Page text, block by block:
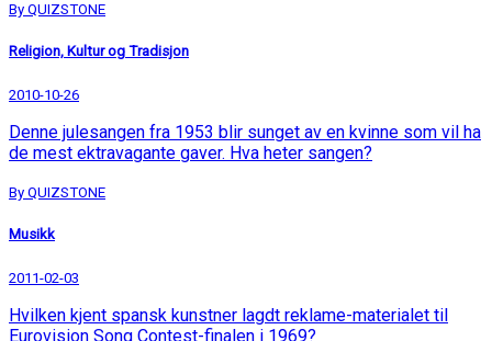
By QUIZSTONE
Religion, Kultur og Tradisjon
2010-10-26
Denne julesangen fra 1953 blir sunget av en kvinne som vil ha
de mest ektravagante gaver. Hva heter sangen?
By QUIZSTONE
Musikk
2011-02-03
Hvilken kjent spansk kunstner lagdt reklame-materialet til
Eurovision Song Contest-finalen i 1969?